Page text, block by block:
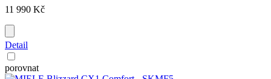
11 990 Kč
Detail
porovnat